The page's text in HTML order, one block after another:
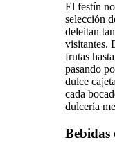
El festín
selección
deleitan
visitantes.
frutas
pasando
dulce
cada
dulcería